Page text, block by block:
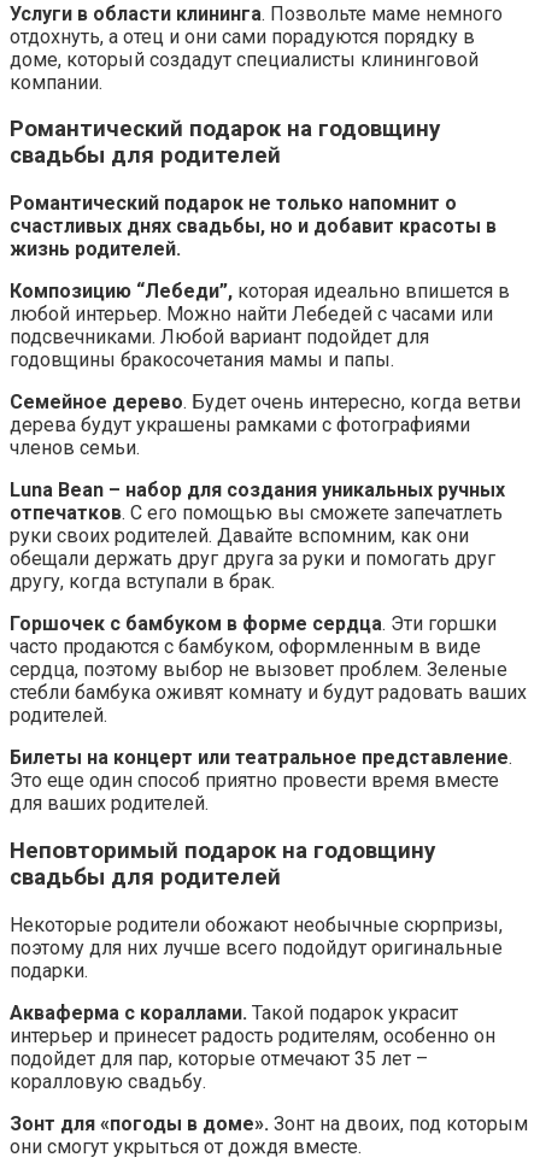
Услуги в области клининга. Позвольте маме немного
отдохнуть, а отец и они сами порадуются порядку в
доме, который создадут специалисты клининговой
компании.
Романтический подарок на годовщину
свадьбы для родителей
Романтический подарок не только напомнит о
счастливых днях свадьбы, но и добавит красоты в
жизнь родителей.
Композицию “Лебеди”, которая идеально впишется в
любой интерьер. Можно найти Лебедей с часами или
подсвечниками. Любой вариант подойдет для
годовщины бракосочетания мамы и папы.
Семейное дерево. Будет очень интересно, когда ветви
дерева будут украшены рамками с фотографиями
членов семьи.
Luna Bean – набор для создания уникальных ручных
отпечатков. С его помощью вы сможете запечатлеть
руки своих родителей. Давайте вспомним, как они
обещали держать друг друга за руки и помогать друг
другу, когда вступали в брак.
Горшочек с бамбуком в форме сердца. Эти горшки
часто продаются с бамбуком, оформленным в виде
сердца, поэтому выбор не вызовет проблем. Зеленые
стебли бамбука оживят комнату и будут радовать ваших
родителей.
Билеты на концерт или театральное представление.
Это еще один способ приятно провести время вместе
для ваших родителей.
Неповторимый подарок на годовщину
свадьбы для родителей
Некоторые родители обожают необычные сюрпризы,
поэтому для них лучше всего подойдут оригинальные
подарки.
Акваферма с кораллами. Такой подарок украсит
интерьер и принесет радость родителям, особенно он
подойдет для пар, которые отмечают 35 лет –
коралловую свадьбу.
Зонт для «погоды в доме». Зонт на двоих, под которым
они смогут укрыться от дождя вместе.